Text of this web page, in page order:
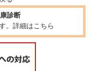
診断
。詳細はこちら